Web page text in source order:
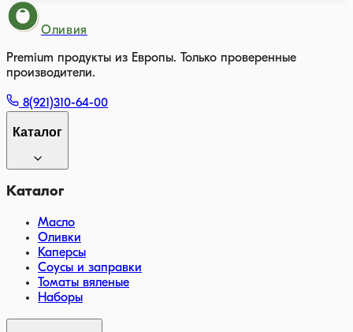
Оливия
Premium продукты из Европы. Только проверенные
производители.
8(921)310-64-00
Каталог
Каталог
Масло
Оливки
Каперсы
Соусы и заправки
Томаты вяленые
Наборы